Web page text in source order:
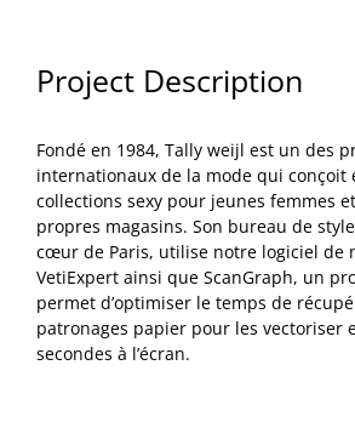
Project Description
Fondé en 1984, Tally weijl est un des
internationaux de la mode qui conçoit
collections sexy pour jeunes femmes
propres magasins. Son bureau de
cœur de Paris, utilise notre logiciel de
VetiExpert ainsi que ScanGraph, un
permet d’optimiser le temps de
patronages papier pour les vectoriser
secondes à l’écran.